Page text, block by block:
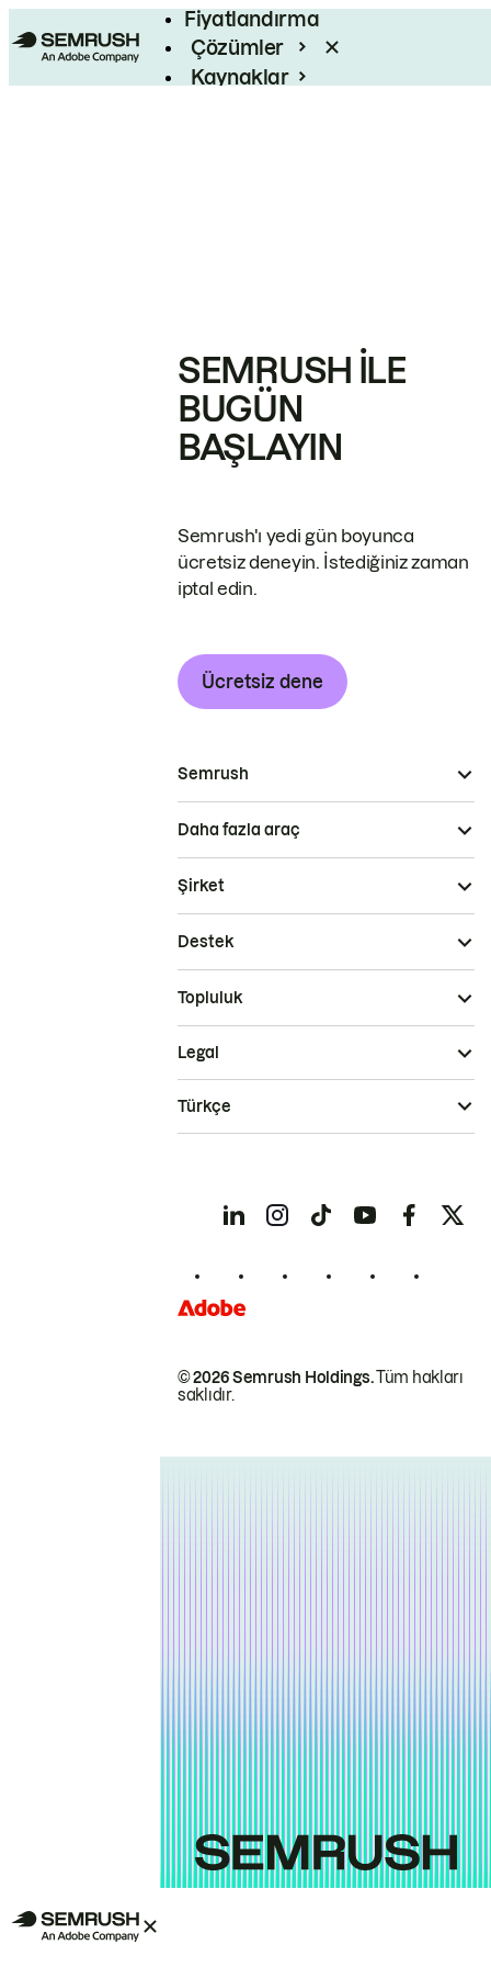
Fiyatlandırma
Çözümler
Kaynaklar
SEMRUSH ILE
BUGÜN
BAŞLAYIN
Semrush'ı yedi gün boyunca
ücretsiz deneyin. İstediğiniz zaman
iptal edin.
Ücretsiz dene
Semrush
Daha fazla araç
Şirket
Destek
Topluluk
© 2026 Semrush Holdings.Tüm hakları
saklıdır.
Legal
Türkçe